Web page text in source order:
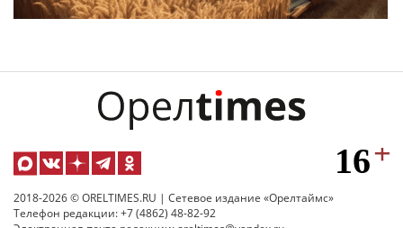
2018-2026 © ORELTIMES.RU | Сетевое издание «Орелтаймс»
Телефон редакции: +7 (4862) 48-82-92